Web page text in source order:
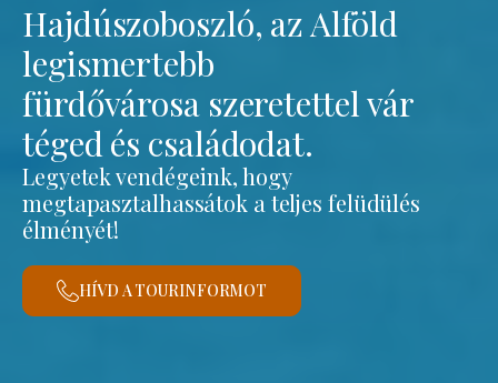
Hajdúszoboszló, az Alföld
legismertebb
fürdővárosa szeretettel vár
téged és családodat.
Legyetek vendégeink, hogy
megtapasztalhassátok a teljes felüdülés
élményét!
HÍVD A TOURINFORMOT